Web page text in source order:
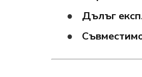
Дълъг